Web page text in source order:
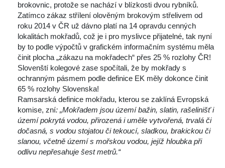
brokovnic, protože se nachází v blízkosti dvou rybníků.
Zatímco zákaz střílení olověným brokovým střelivem od
roku 2014 v ČR už dávno platí na 14 opravdu cenných
lokalitách mokřadů, což je i pro myslivce přijatelné, tak nyní
by to podle výpočtů v grafickém informačním systému měla
činit plocha „zákazu na mokřadech“ přes 25 % rozlohy ČR!
Slovenští kolegové zase spočítali, že by mokřady s
ochranným pásmem podle definice EK měly dokonce činit
65 % rozlohy Slovenska!
Ramsarská definice mokřadu, kterou se zaklíná Evropská
komise, zní: „Mokřadem jsou území bažin, slatin, rašelinišť i
území pokrytá vodou, přirozená i uměle vytvořená, trvalá či
dočasná, s vodou stojatou či tekoucí, sladkou, brakickou či
lanou, včetně území s mořskou vodou, jejíž hloubka při
odlivu nepřesahuje šest metrů.“